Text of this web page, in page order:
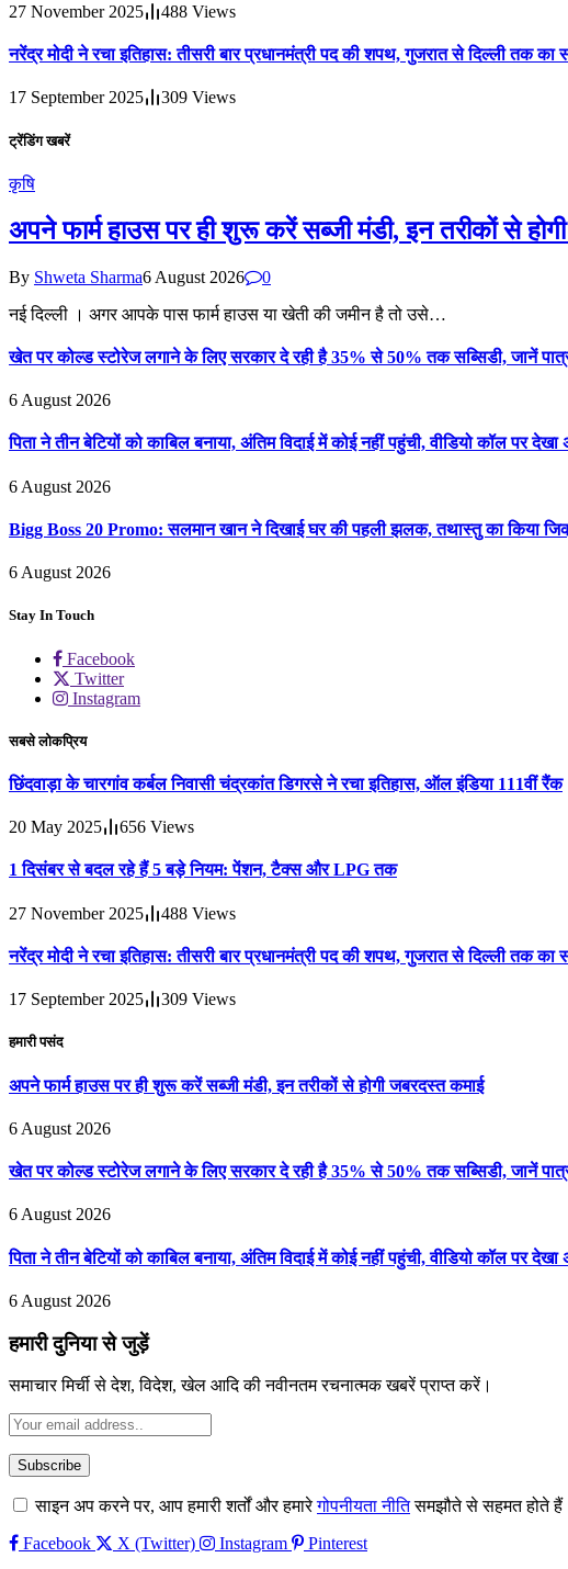
27 November 2025 488 Views
नरेंद्र मोदी ने रचा इतिहास: तीसरी बार प्रधानमंत्री पद की शपथ, गुजरात से दिल्ली तक का
17 September 2025 309 Views
ट्रेंडिंग खबरें
कृषि
अपने फार्म हाउस पर ही शुरू करें सब्जी मंडी, इन तरीकों से
By Shweta Sharma6 August 2026
0
नई दिल्ली । अगर आपके पास फार्म हाउस या खेती की जमीन है तो उसे…
खेत पर कोल्ड स्टोरेज लगाने के लिए सरकार दे रही है 35% से 50% तक सब्सिडी, जानें
6 August 2026
पिता ने तीन बेटियों को काबिल बनाया, अंतिम विदाई में कोई नहीं पहुंची, वीडियो कॉल पर
6 August 2026
Bigg Boss 20 Promo: सलमान खान ने दिखाई घर की पहली झलक, तथास्तु का किया
6 August 2026
Stay In Touch
Facebook
Twitter
Instagram
सबसे लोकप्रिय
छिंदवाड़ा के चारगांव कर्बल निवासी चंद्रकांत डिगरसे ने रचा इतिहास, ऑल इंडिया 111वीं रैंक
20 May 2025 656 Views
1 दिसंबर से बदल रहे हैं 5 बड़े नियम: पेंशन, टैक्स और LPG तक
27 November 2025 488 Views
नरेंद्र मोदी ने रचा इतिहास: तीसरी बार प्रधानमंत्री पद की शपथ, गुजरात से दिल्ली तक का
17 September 2025 309 Views
हमारी पसंद
अपने फार्म हाउस पर ही शुरू करें सब्जी मंडी, इन तरीकों से होगी जबरदस्त कमाई
6 August 2026
खेत पर कोल्ड स्टोरेज लगाने के लिए सरकार दे रही है 35% से 50% तक सब्सिडी, जानें
6 August 2026
पिता ने तीन बेटियों को काबिल बनाया, अंतिम विदाई में कोई नहीं पहुंची, वीडियो कॉल पर
6 August 2026
हमारी दुनिया से जुड़ें
समाचार मिर्ची से देश, विदेश, खेल आदि की नवीनतम रचनात्मक खबरें प्राप्त करें।
साइन अप करने पर, आप हमारी शर्तों और हमारेगोपनीयता नीतिसमझौते से सहमत होते
Facebook
X (Twitter) Instagram Pinterest